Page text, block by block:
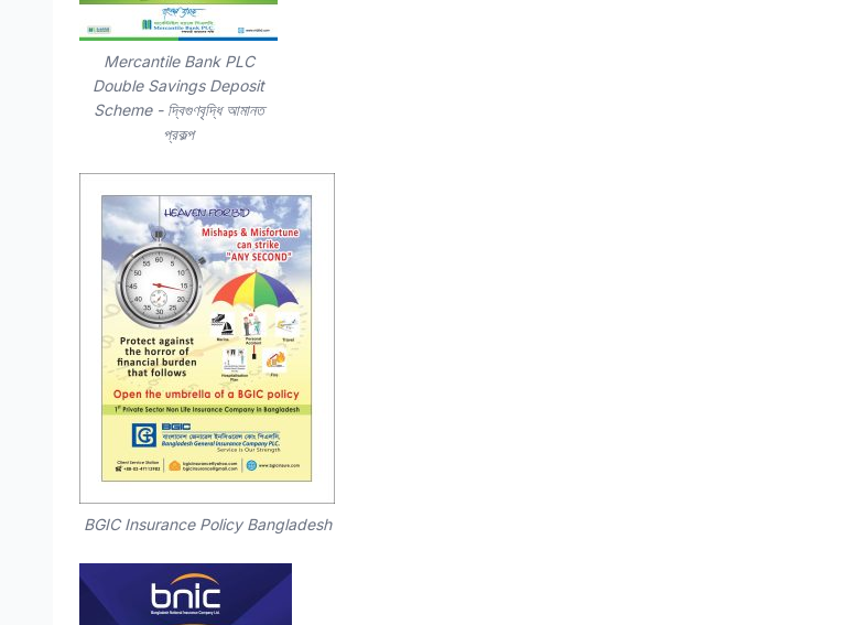
Mercantile Bank PLC
Double Savings Deposit
Scheme - দ্বিগুণবৃদ্ধি আমানত
প্রকল্প
BGIC Insurance Policy Bangladesh